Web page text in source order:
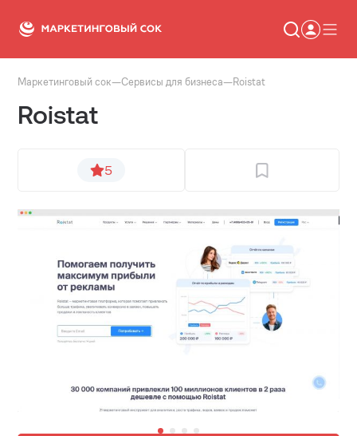
Маркетинговый сок—Сервисы для бизнеса—Roistat
Roistat
5